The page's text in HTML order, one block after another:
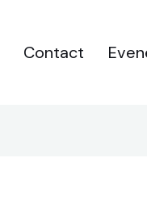
Contact
aantal